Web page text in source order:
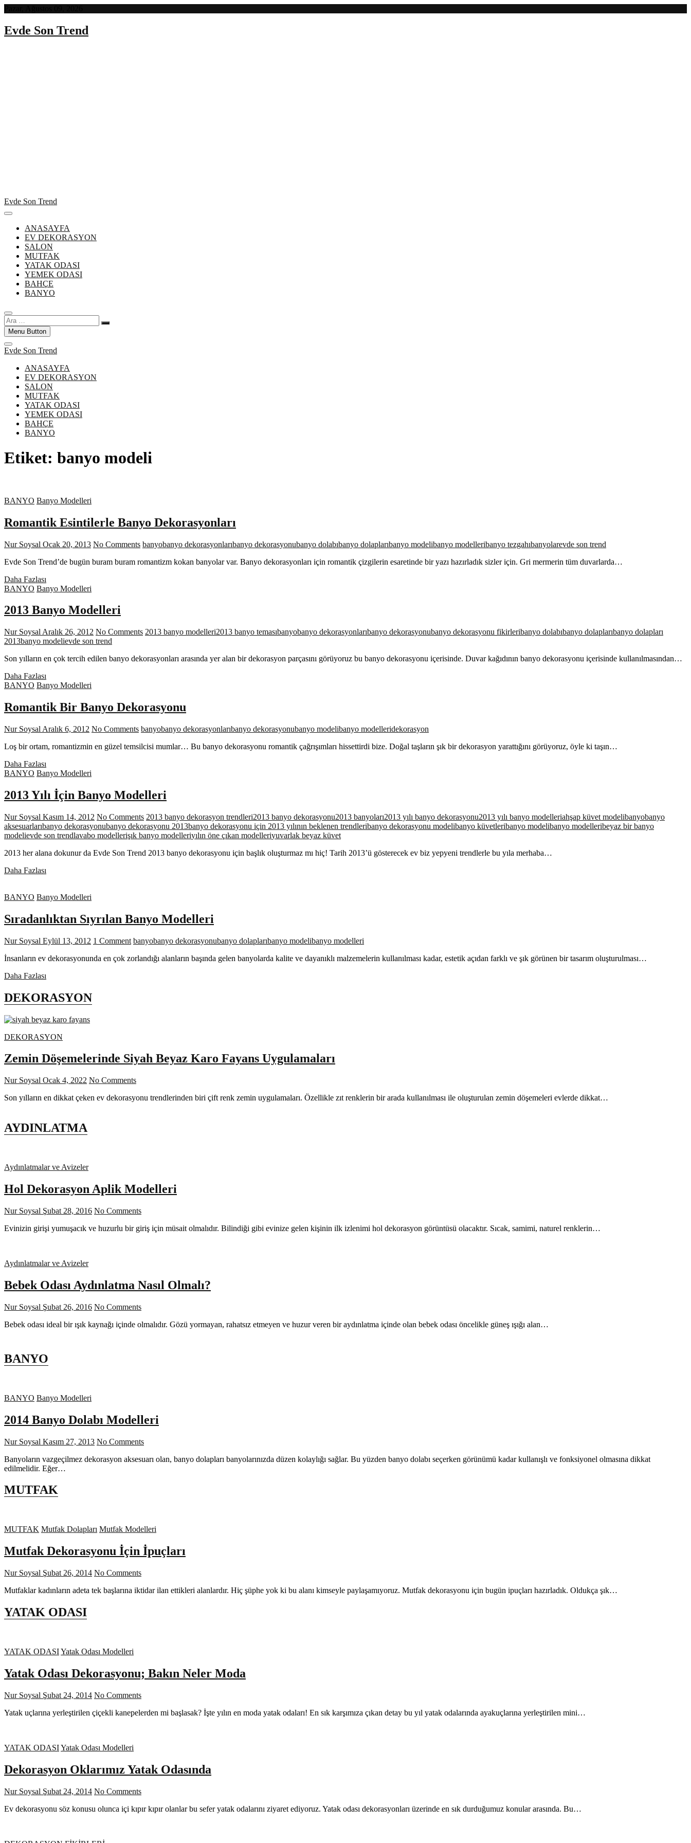
content
Evde Son Trend
Evde Son Trend
ANASAYFA
EV DEKORASYON
SALON
MUTFAK
YATAK ODASI
YEMEK ODASI
BAHÇE
BANYO
Ara
…Menu Button
Evde Son Trend
ANASAYFA
EV DEKORASYON
SALON
MUTFAK
YATAK ODASI
YEMEK ODASI
BAHÇE
BANYO
Etiket: banyo modeli
BANYO Banyo Modelleri
Romantik Esintilerle Banyo Dekorasyonları
Nur Soysal Ocak 20, 2013 No Comments banyobanyo dekorasyonlarıbanyo dekorasyonubanyo dolabıbanyo dolaplarıbanyo modelibanyo modelleribanyo tezgahıbanyolarevde son trend
Evde Son Trend’de bugün buram buram romantizm kokan banyolar var. Banyo dekorasyonları için romantik çizgilerin esaretinde bir yazı hazırladık sizler için. Gri mermerin tüm duvarlarda…
Daha Fazlası
Esintilerle
Dekorasyonları
BANYO Banyo Modelleri
2013 Banyo Modelleri
Nur Soysal Aralık 26, 2012 No Comments 2013 banyo modelleri2013 banyo temasıbanyobanyo dekorasyonlarıbanyo dekorasyonubanyo dekorasyonu fikirleribanyo dolabıbanyo dolaplarıbanyo dolapları
2013banyo modelievde son trend
Son yılların en çok tercih edilen banyo dekorasyonları arasında yer alan bir dekorasyon parçasını görüyoruz bu banyo dekorasyonu içerisinde. Duvar kağıdının banyo dekorasyonu içerisinde kullanılmasından…
Daha Fazlası
Banyo
BANYO Banyo Modelleri
Romantik Bir Banyo Dekorasyonu
Nur Soysal Aralık 6, 2012 No Comments banyobanyo dekorasyonlarıbanyo dekorasyonubanyo modelibanyo modelleridekorasyon
Loş bir ortam, romantizmin en güzel temsilcisi mumlar… Bu banyo dekorasyonu romantik çağrışımları hissettirdi bize. Doğal taşların şık bir dekorasyon yarattığını görüyoruz, öyle ki taşın…
Daha Fazlası
Bir
Dekorasyonu
BANYO Banyo Modelleri
2013 Yılı İçin Banyo Modelleri
Nur Soysal Kasım 14, 2012 No Comments 2013 banyo dekorasyon trendleri2013 banyo dekorasyonu2013 banyoları2013 yılı banyo dekorasyonu2013 yılı banyo modelleriahşap küvet modelibanyobanyo
aksesuarlarıbanyo dekorasyonubanyo dekorasyonu 2013banyo dekorasyonu için 2013 yılının beklenen trendleribanyo dekorasyonu modelibanyo küvetleribanyo modelibanyo modelleribeyaz bir banyo
modelievde son trendlavabo modellerişık banyo modelleriyılın öne çıkan modelleriyuvarlak beyaz küvet
2013 her alana dokunur da Evde Son Trend 2013 banyo dekorasyonu için başlık oluşturmaz mı hiç! Tarih 2013’ü gösterecek ev biz yepyeni trendlerle bu yıla merhaba…
Daha Fazlası
Banyo
BANYO Banyo Modelleri
Sıradanlıktan Sıyrılan Banyo Modelleri
Nur Soysal Eylül 13, 2012 1 Comment banyobanyo dekorasyonubanyo dolaplarıbanyo modelibanyo modelleri
İnsanların ev dekorasyonunda en çok zorlandığı alanların başında gelen banyolarda kalite ve dayanıklı malzemelerin kullanılması kadar, estetik açıdan farklı ve şık görünen bir tasarım oluşturulması…
Daha Fazlası
Banyo
Modelleri
DEKORASYON
DEKORASYON
Zemin Döşemelerinde Siyah Beyaz Karo Fayans Uygulamaları
Nur Soysal Ocak 4, 2022 No Comments
Son yılların en dikkat çeken ev dekorasyonu trendlerinden biri çift renk zemin uygulamaları. Özellikle zıt renklerin bir arada kullanılması ile oluşturulan zemin döşemeleri evlerde dikkat…
AYDINLATMA
Aydınlatmalar ve Avizeler
Hol Dekorasyon Aplik Modelleri
Nur Soysal Şubat 28, 2016 No Comments
Evinizin girişi yumuşacık ve huzurlu bir giriş için müsait olmalıdır. Bilindiği gibi evinize gelen kişinin ilk izlenimi hol dekorasyon görüntüsü olacaktır. Sıcak, samimi, naturel renklerin…
Aydınlatmalar ve Avizeler
Bebek Odası Aydınlatma Nasıl Olmalı?
Nur Soysal Şubat 26, 2016 No Comments
Bebek odası ideal bir ışık kaynağı içinde olmalıdır. Gözü yormayan, rahatsız etmeyen ve huzur veren bir aydınlatma içinde olan bebek odası öncelikle güneş ışığı alan…
BANYO
BANYO Banyo Modelleri
2014 Banyo Dolabı Modelleri
Nur Soysal Kasım 27, 2013 No Comments
Banyoların vazgeçilmez dekorasyon aksesuarı olan, banyo dolapları banyolarınızda düzen kolaylığı sağlar. Bu yüzden banyo dolabı seçerken görünümü kadar kullanışlı ve fonksiyonel olmasına dikkat
edilmelidir. Eğer…
MUTFAK
MUTFAK Mutfak Dolapları Mutfak Modelleri
Mutfak Dekorasyonu İçin İpuçları
Nur Soysal Şubat 26, 2014 No Comments
Mutfaklar kadınların adeta tek başlarına iktidar ilan ettikleri alanlardır. Hiç şüphe yok ki bu alanı kimseyle paylaşamıyoruz. Mutfak dekorasyonu için bugün ipuçları hazırladık. Oldukça şık…
YATAK ODASI
YATAK ODASIYatak Odası Modelleri
Yatak Odası Dekorasyonu; Bakın Neler Moda
Nur Soysal Şubat 24, 2014 No Comments
Yatak uçlarına yerleştirilen çiçekli kanepelerden mi başlasak? İşte yılın en moda yatak odaları! En sık karşımıza çıkan detay bu yıl yatak odalarında ayakuçlarına yerleştirilen mini…
YATAK ODASIYatak Odası Modelleri
Dekorasyon Oklarımız Yatak Odasında
Nur Soysal Şubat 24, 2014 No Comments
Ev dekorasyonu söz konusu olunca içi kıpır kıpır olanlar bu sefer yatak odalarını ziyaret ediyoruz. Yatak odası dekorasyonları üzerinde en sık durduğumuz konular arasında. Bu…